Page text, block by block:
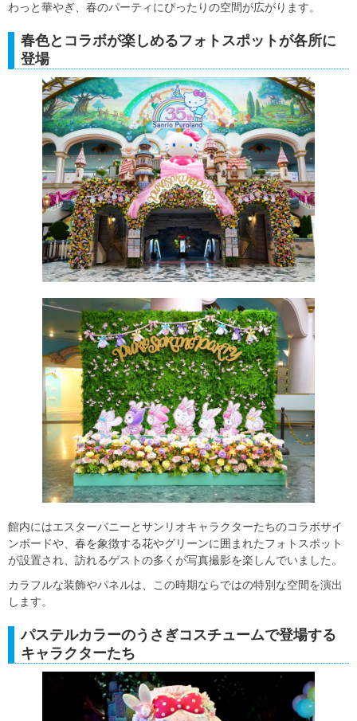
わっと華やぎ、春のパーティにぴったりの空間が広がります。
春色とコラボが楽しめるフォトスポットが各所に
登場
館内にはエスターバニーとサンリオキャラクターたちのコラボサイ
ンボードや、春を象徴する花やグリーンに囲まれたフォトスポット
が設置され、訪れるゲストの多くが写真撮影を楽しんでいました。
カラフルな装飾やパネルは、この時期ならではの特別な空間を演出
します。
パステルカラーのうさぎコスチュームで登場する
キャラクターたち